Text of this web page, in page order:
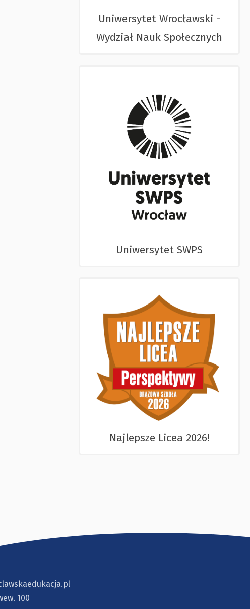
Uniwersytet Wrocławski -
Wydział Nauk Społecznych
Uniwersytet SWPS
Najlepsze Licea 2026!
100